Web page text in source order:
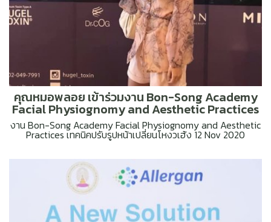
คุณหมอพลอย เข้าร่วมงาน Bon-Song Academy
Facial Physiognomy and Aesthetic Practices
งาน Bon-Song Academy Facial Physiognomy and Aesthetic
Practices เทคนิคปรับรูปหน้าเปลี่ยนโหงวเฮ้ง 12 Nov 2020